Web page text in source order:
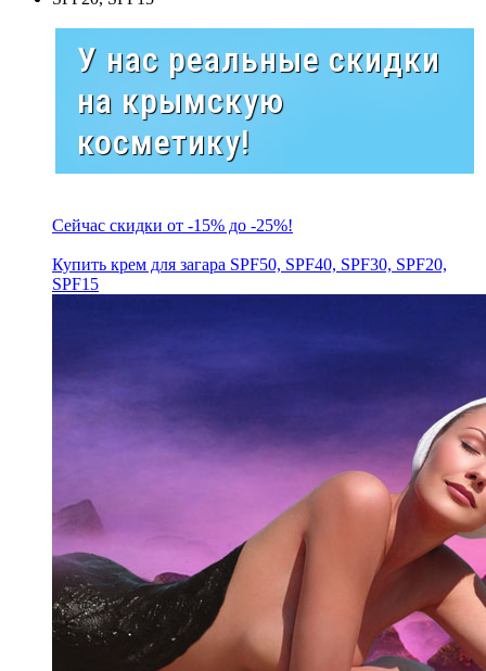
У нас реальные скидки
на крымскую
косметику!
Сейчас скидки от -15% до -25%!
Купить крем для загара SPF50, SPF40, SPF30, SPF20,
SPF15